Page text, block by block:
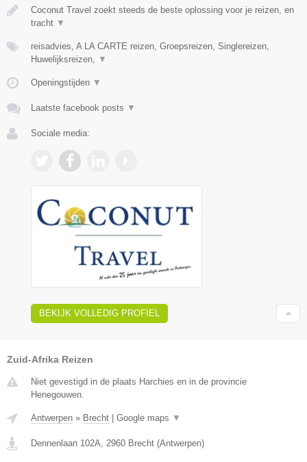
Coconut Travel zoekt steeds de beste oplossing voor je reizen, en
tracht ▼
reisadvies, A LA CARTE reizen, Groepsreizen, Singlereizen,
Huwelijksreizen,
▼
Openingstijden ▼
Laatste facebook posts ▼
Sociale media:
BEKIJK VOLLEDIG PROFIEL
Zuid-Afrika Reizen
Niet gevestigd in de plaats Harchies en in de provincie
Henegouwen.
Antwerpen » Brecht Google maps ▼
Dennenlaan 102A 2960 Brecht (Antwerpen)